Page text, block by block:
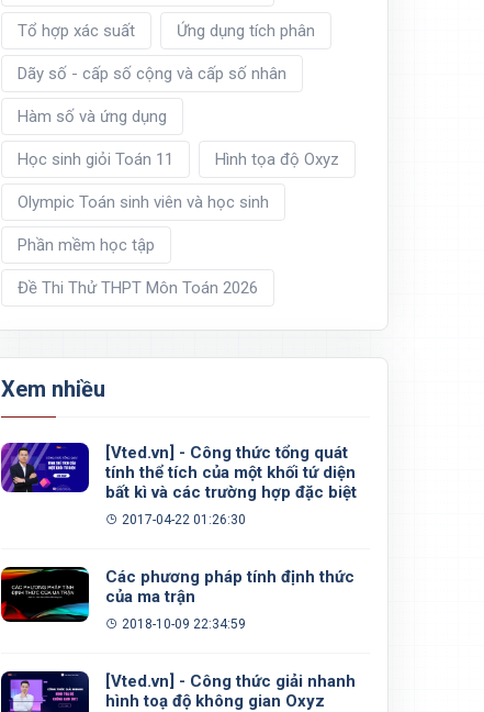
Tổ hợp xác suất Ứng dụng tích phân
Dãy số - cấp số cộng và cấp số nhân
Hàm số và ứng dụng
Học sinh giỏi Toán 11 Hình tọa độ Oxyz
Olympic Toán sinh viên và học sinh
Phần mềm học tập
Đề Thi Thử THPT Môn Toán 2026
Xem nhiều
[Vted.vn] - Công thức tổng quát
tính thể tích của một khối tứ diện
bất kì và các trường hợp đặc biệt
2017-04-22 01:26:30
Các phương pháp tính định thức
của ma trận
2018-10-09 22:34:59
[Vted.vn] - Công thức giải nhanh
hình toạ độ không gian Oxyz